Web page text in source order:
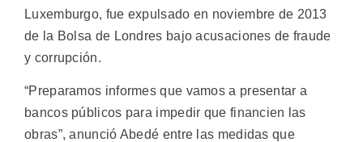
Luxemburgo, fue expulsado en noviembre de 2013
de la Bolsa de Londres bajo acusaciones de fraude
y corrupción.
“Preparamos informes que vamos a presentar a
bancos públicos para impedir que financien las
obras”, anunció Abedé entre las medidas que